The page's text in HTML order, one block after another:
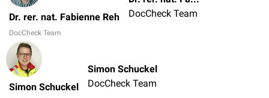
Dr. rer. nat. Fabienne Reh
DocCheck Team
DocCheck Team
Simon Schuckel
Simon Schuckel
DocCheck Team